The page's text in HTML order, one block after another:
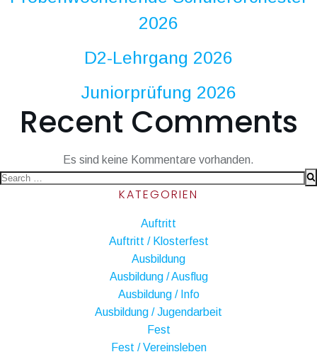
2026
D2-Lehrgang 2026
Juniorprüfung 2026
Recent Comments
Es sind keine Kommentare vorhanden.
Search
KATEGORIEN
Auftritt
Auftritt / Klosterfest
Ausbildung
Ausbildung / Ausflug
Ausbildung / Info
Ausbildung / Jugendarbeit
Fest
Fest / Vereinsleben